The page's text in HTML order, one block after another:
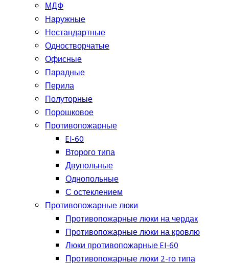
МДФ
Наружные
Нестандартные
Одностворчатые
Офисные
Парадные
Перила
Полуторные
Порошковое
Противопожарные
EI-60
Второго типа
Двупольные
Однопольные
С остеклением
Противопожарные люки
Противопожарные люки на чердак
Противопожарные люки на кровлю
Люки противопожарные EI-60
Противопожарные люки 2-го типа